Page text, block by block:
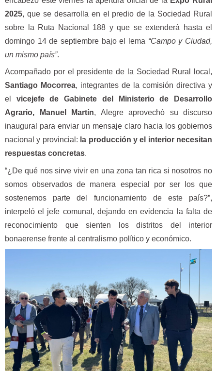
2025, que se desarrolla en el predio de la Sociedad Rural
sobre la Ruta Nacional 188 y que se extenderá hasta el
domingo 14 de septiembre bajo el lema “Campo y Ciudad,
un mismo país”.
Acompañado por el presidente de la Sociedad Rural local,
Santiago Mocorrea, integrantes de la comisión directiva y
el vicejefe de Gabinete del Ministerio de Desarrollo
Agrario, Manuel Martín, Alegre aprovechó su discurso
inaugural para enviar un mensaje claro hacia los gobiernos
nacional y provincial: la producción y el interior necesitan
respuestas concretas.
“¿De qué nos sirve vivir en una zona tan rica si nosotros no
somos observados de manera especial por ser los que
sostenemos parte del funcionamiento de este país?”,
interpeló el jefe comunal, dejando en evidencia la falta de
reconocimiento que sienten los distritos del interior
bonaerense frente al centralismo político y económico.